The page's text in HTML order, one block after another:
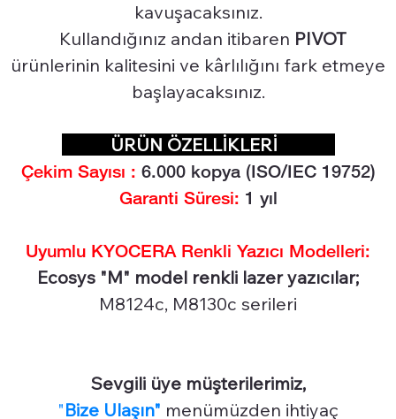
kavuşacaksınız.
Kullandığınız andan itibaren PIVOT
ürünlerinin kalitesini ve kârlılığını fark etmeye
başlayacaksınız.
ÜRÜN ÖZELLİKLERİ
Çekim Sayısı : 6.000 kopya (ISO/IEC 19752)
Garanti Süresi: 1 yıl
Uyumlu KYOCERA Renkli Yazıcı Modelleri:
Ecosys "M" model renkli lazer yazıcılar;
M8124c, M8130c serileri
Sevgili üye müşterilerimiz,
"Bize Ulaşın" menümüzden ihtiyaç